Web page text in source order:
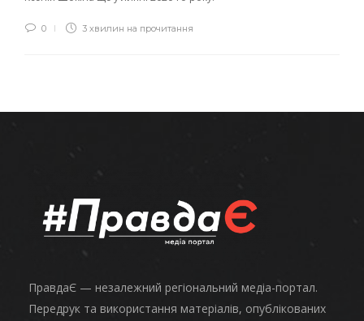
0 3 хвилин на прочитання
ПравдаЄ — незалежний регіональний медіа-портал.
Передрук та використання матеріалів, опублікованих